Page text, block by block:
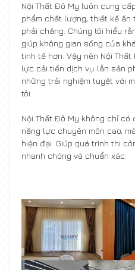
Nội Thất Đô My luôn cung
phẩm chất lượng, thiết kế
phải chăng. Chúng tôi hiểu
giúp không gian sống của
tinh tế hơn. Vậy nên Nội
lực cải tiến dịch vụ lẫn sản
những trải nghiệm tuyệt vời
tôi.
Nội Thất Đô My không chỉ có
năng lực chuyên môn cao,
hiện đại. Giúp quá trình thi
nhanh chóng và chuẩn xác.